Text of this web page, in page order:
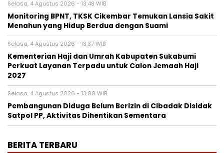
Selasa, 4 Agustus 2026 - 13:48 WIB
‎Monitoring BPNT, TKSK Cikembar Temukan Lansia Sakit
Menahun yang Hidup Berdua dengan Suami
Selasa, 4 Agustus 2026 - 13:37 WIB
Kementerian Haji dan Umrah Kabupaten Sukabumi
Perkuat Layanan Terpadu untuk Calon Jemaah Haji
2027
Selasa, 4 Agustus 2026 - 13:00 WIB
‎Pembangunan Diduga Belum Berizin di Cibadak Disidak
Satpol PP, Aktivitas Dihentikan Sementara‎
BERITA TERBARU